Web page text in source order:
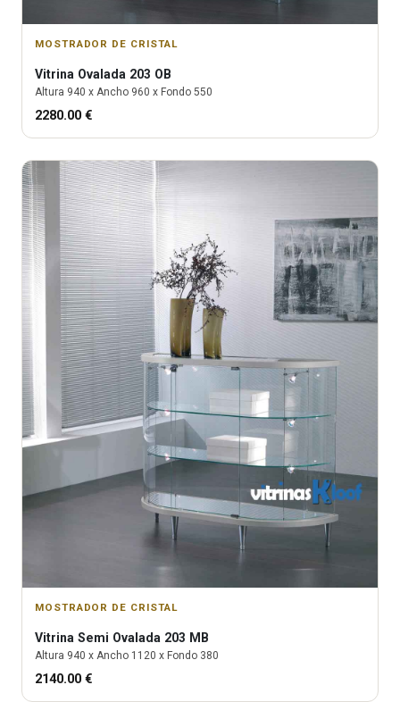
MOSTRADOR DE CRISTAL
Vitrina Ovalada 203 OB
Altura 940 x Ancho 960 x Fondo 550
2280.00 €
MOSTRADOR DE CRISTAL
Vitrina Semi Ovalada 203 MB
Altura 940 x Ancho 1120 x Fondo 380
2140.00 €